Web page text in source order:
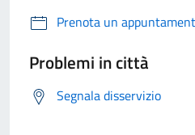
Prenota un
Problemi in città
Segnala disservizio